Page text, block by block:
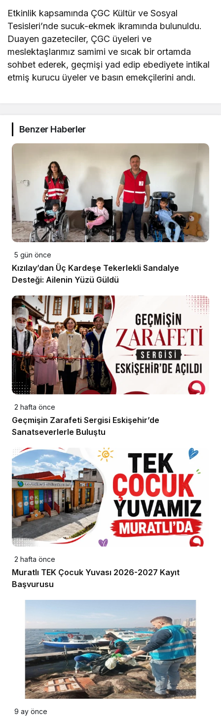
Etkinlik kapsamında ÇGC Kültür ve Sosyal
Tesisleri’nde sucuk-ekmek ikramında bulunuldu.
Duayen gazeteciler, ÇGC üyeleri ve
meslektaşlarımız samimi ve sıcak bir ortamda
sohbet ederek, geçmişi yad edip ebediyete intikal
etmiş kurucu üyeler ve basın emekçilerini andı.
Benzer Haberler
5 gün önce
Kızılay’dan Üç Kardeşe Tekerlekli Sandalye
Desteği: Ailenin Yüzü Güldü
2 hafta önce
Geçmişin Zarafeti Sergisi Eskişehir’de
Sanatseverlerle Buluştu
2 hafta önce
Muratlı TEK Çocuk Yuvası 2026-2027 Kayıt
Başvurusu
9 ay önce